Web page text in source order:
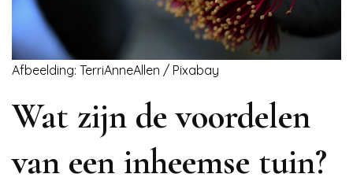
Afbeelding: TerriAnneAllen / Pixabay
Wat zijn de voordelen
van een inheemse tuin?